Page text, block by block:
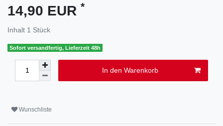
14,90 EUR *
Inhalt 1 Stück
Sofort versandfertig, Lieferzeit 48h
In den Warenkorb
Wunschliste